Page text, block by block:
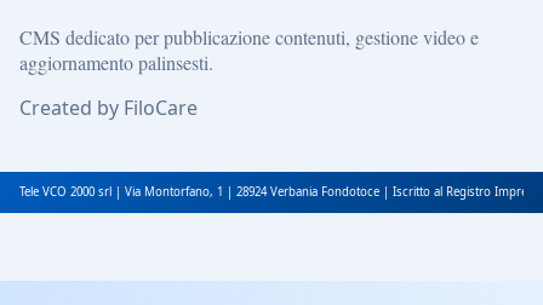
CMS dedicato per pubblicazione contenuti, gestione video e
aggiornamento palinsesti.
Created by FiloCare
Tele VCO 2000 srl | Via Montorfano, 1 | 28924 Verbania Fondotoce | Iscritto al Registro Imprese